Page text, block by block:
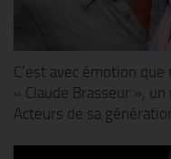
C’est avec émotion
« Claude Brasseur »,
Acteurs de sa génération